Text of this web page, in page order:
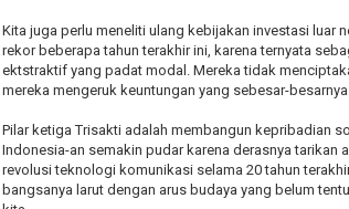
Kita juga perlu meneliti ulang kebijakan investasi luar
rekor beberapa tahun terakhir ini, karena ternyata
ektstraktif yang padat modal. Mereka tidak
mereka mengeruk keuntungan yang sebesar-besarnya.
Pilar ketiga Trisakti adalah membangun kepribadian
Indonesia-an semakin pudar karena derasnya tarikan
revolusi teknologi komunikasi selama 20 tahun
bangsanya larut dengan arus budaya yang belum